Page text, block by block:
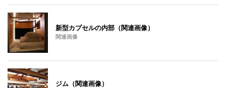
新型カプセルの内部（関連画像）
関連画像
ジム（関連画像）